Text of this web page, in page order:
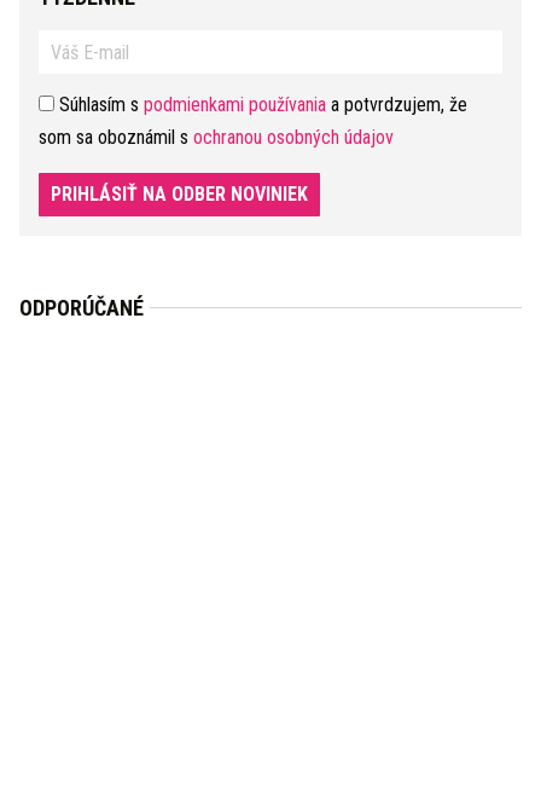
Súhlasím s podmienkami používania a potvrdzujem, že
som sa oboznámil s ochranou osobných údajov
PRIHLÁSIŤ NA ODBER NOVINIEK
ODPORÚČANÉ